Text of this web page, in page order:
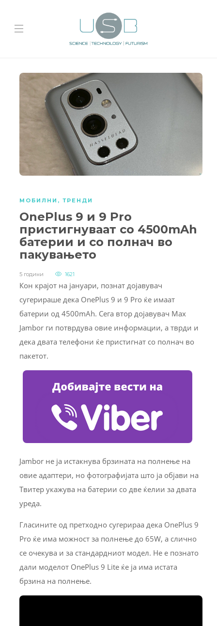
МОБИЛНИ , ТРЕНДИ
OnePlus 9 и 9 Pro
пристигнуваат со 4500mAh
батерии и со полнач во
пакувањето
5 години 1621
Кон крајот на јануари, познат дојавувач
сугерираше дека OnePlus 9 и 9 Pro ќе имаат
батерии од 4500mAh. Сега втор дојавувач Max
Jambor ги потврдува овие информации, а тврди и
дека двата телефони ќе пристигнат со полнач во
пакетот.
Jambor не ја истакнува брзината на полнење на
овие адаптери, но фотографијата што ја објави на
Твитер укажува на батерии со две ќелии за двата
уреда.
Гласините од претходно сугерираа дека OnePlus 9
Pro ќе има можност за полнење до 65W, а слично
се очекува и за стандардниот модел. Не е познато
дали моделот OnePlus 9 Lite ќе ја има истата
брзина на полнење.